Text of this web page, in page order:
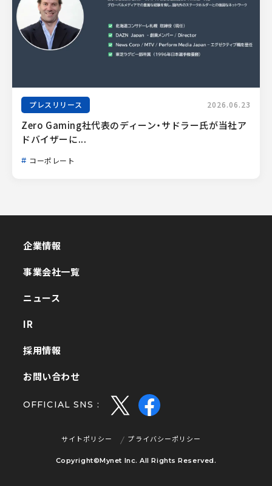
プレスリリース 2026.06.23
Zero Gaming社代表のディーン・サドラー氏が当社ア
ドバイザーに...
コーポレート
企業情報
事業会社一覧
ニュース
IR
採用情報
お問い合わせ
OFFICIAL SNS :
サイトポリシー
プライバシーポリシー
Copyright©Mynet Inc. All Rights Reserved.